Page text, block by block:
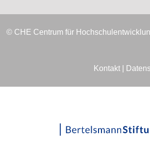
© CHE Centrum für
Kontakt|